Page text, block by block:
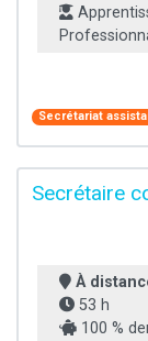
Secrétariat
Secrétaire
À
53 h
100 %